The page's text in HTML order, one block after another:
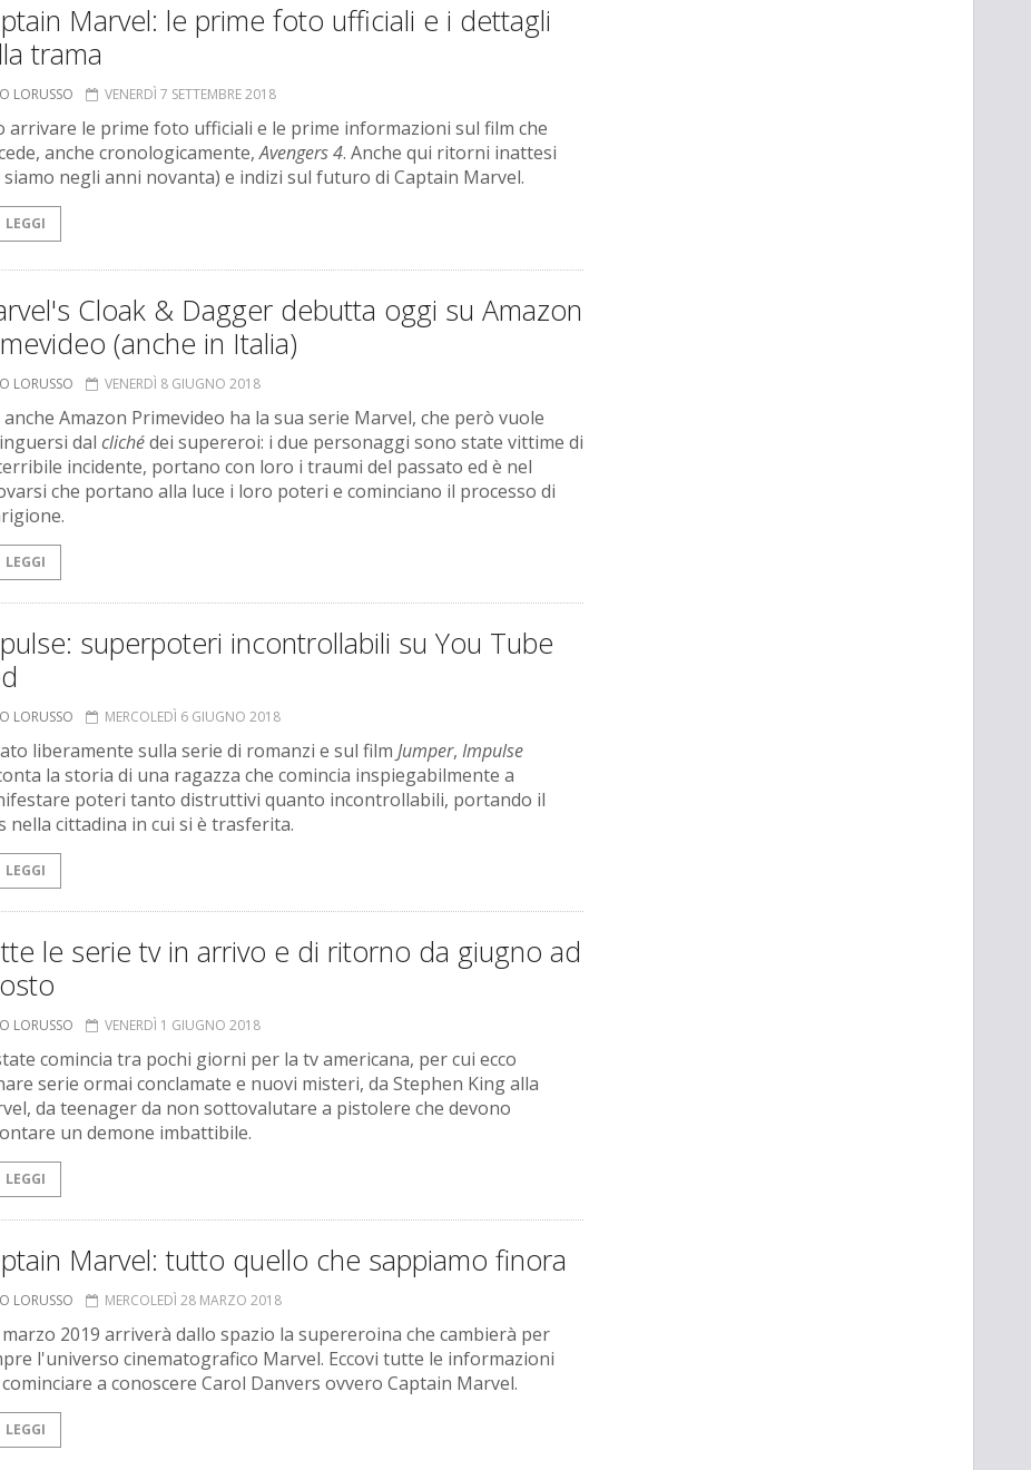
Marvel: le prime foto ufficiali e i dettagli
trama
LORUSSO VENERDÌ 7 SETTEMBRE 2018
arrivare le prime foto ufficiali e le prime informazioni sul film che
anche cronologicamente,Avengers 4. Anche qui ritorni inattesi
siamo negli anni novanta) e indizi sul futuro di Captain Marvel.
LEGGI
Cloak & Dagger debutta oggi su Amazon
(anche in Italia)
LORUSSO VENERDÌ 8 GIUGNO 2018
anche Amazon Primevideo ha la sua serie Marvel, che però vuole
dal clichédei supereroi: i due personaggi sono state vittime di
incidente, portano con loro i traumi del passato ed è nel
che portano alla luce i loro poteri e cominciano il processo di
LEGGI
superpoteri incontrollabili su You Tube
LORUSSO MERCOLEDÌ 6 GIUGNO 2018
liberamente sulla serie di romanzi e sul film Jumper, Impulse
la storia di una ragazza che comincia inspiegabilmente a
poteri tanto distruttivi quanto incontrollabili, portando il
nella cittadina in cui si è trasferita.
LEGGI
le serie tv in arrivo e di ritorno da giugno ad
LORUSSO VENERDÌ 1 GIUGNO 2018
comincia tra pochi giorni per la tv americana, per cui ecco
serie ormai conclamate e nuovi misteri, da Stephen King alla
da teenager da non sottovalutare a pistolere che devono
un demone imbattibile.
LEGGI
Marvel: tutto quello che sappiamo finora
LORUSSO MERCOLEDÌ 28 MARZO 2018
2019 arriverà dallo spazio la supereroina che cambierà per
l'universo cinematografico Marvel. Eccovi tutte le informazioni
a conoscere Carol Danvers ovvero Captain Marvel.
LEGGI